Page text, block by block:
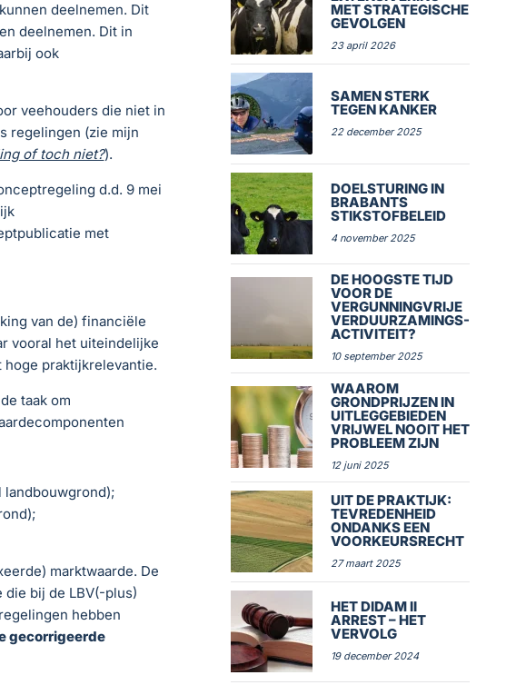
deelnemen. Dit
deelnemen. Dit in
ook
veehouders die niet in
regelingen (zie mijn
of toch niet?).
d.d. 9 mei
met
van de) financiële
vooral het uiteindelijke
hoge praktijkrelevantie.
taak om
marktwaarde. De
die bij de LBV(-plus)
hebben
gecorrigeerde
MET STRATEGISCHE
GEVOLGEN
23 april 2026
SAMEN STERK
TEGEN KANKER
22 december 2025
DOELSTURING IN
BRABANTS
STIKSTOFBELEID
4 november 2025
DE HOOGSTE TIJD
VOOR DE
VERGUNNINGVRIJE
VERDUURZAMINGS-
ACTIVITEIT?
10 september 2025
WAAROM
GRONDPRIJZEN IN
UITLEGGEBIEDEN
VRIJWEL NOOIT HET
PROBLEEM ZIJN
12 juni 2025
UIT DE PRAKTIJK:
TEVREDENHEID
ONDANKS EEN
VOORKEURSRECHT
27 maart 2025
HET DIDAM II
ARREST – HET
VERVOLG
19 december 2024